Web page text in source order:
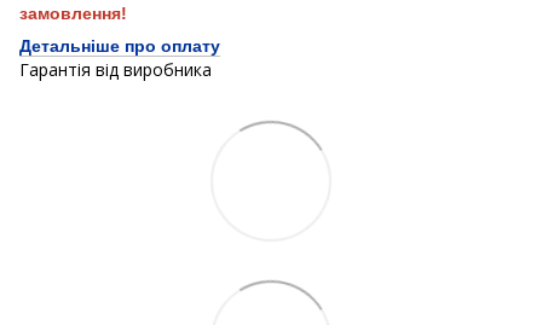
замовлення!
Детальніше про оплату
Гарантія від виробника